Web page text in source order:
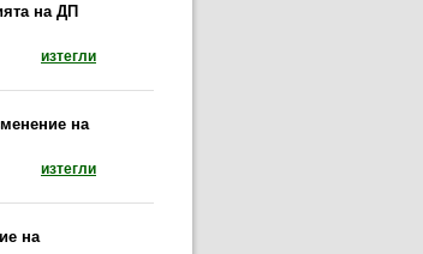
на ДП
изтеглидокумент: Указания за стопанисване на
на
изтеглидокумент: Заповед № 52/25.01.2021 г. на
на